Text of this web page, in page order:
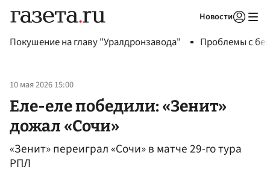
Новости
Покушение на главу "Уралдронзавода" Проблемы с
10 мая 2026 15:00
Еле-еле победили: «Зенит»
дожал «Сочи»
«Зенит» переиграл «Сочи» в матче 29-го тура
РПЛ